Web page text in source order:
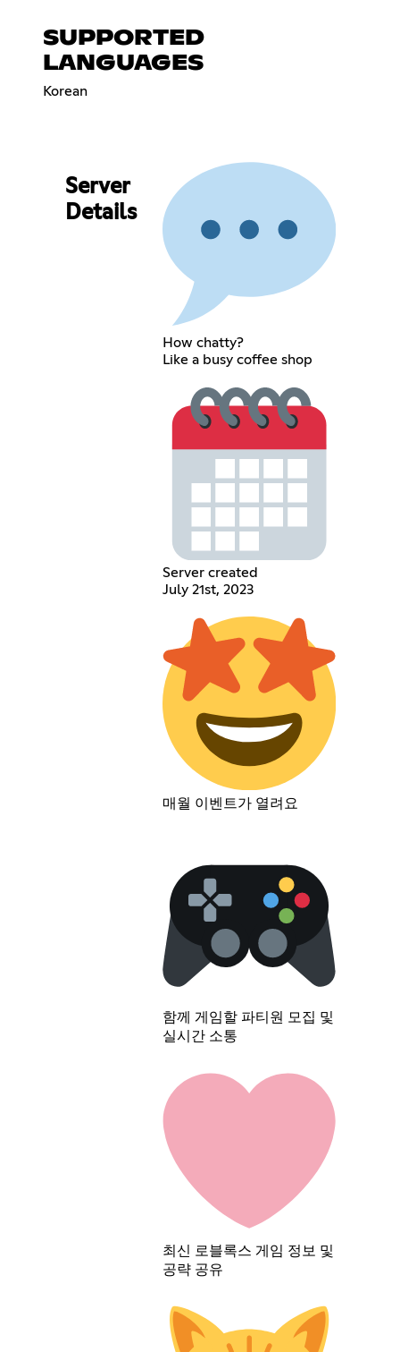
SUPPORTED
LANGUAGES
Korean
Server
Details
How chatty?
Like a busy coffee shop
Server created
July 21st, 2023
매월 이벤트가 열려요
함께 게임할 파티원 모집 및
실시간 소통
최신 로블록스 게임 정보 및
공략 공유